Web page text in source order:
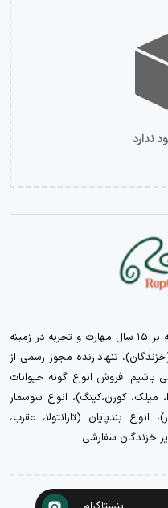
ندارد
همگام با تکنولوژی روز دنیا و همچنین تکیه بر ۱۵ سال مهارت و تجربه در زمینه
تنهادارنده مجوز رسمی از
فروش انواع گونه حیوانات
کورن،کینگ)، انواع سوسمار
انواع بندپایان (تارانتولا، عقرب،
خزندگان سفارشی